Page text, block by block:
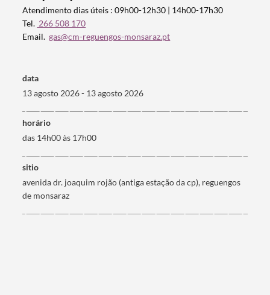
Atendimento dias úteis : 09h00-12h30 | 14h00-17h30
Tel. 266 508 170
Email.gas@cm-reguengos-monsaraz.pt
data
13 agosto 2026 - 13 agosto 2026
horário
das 14h00 às 17h00
sitio
avenida dr. joaquim rojão (antiga estação da cp), reguengos
de monsaraz